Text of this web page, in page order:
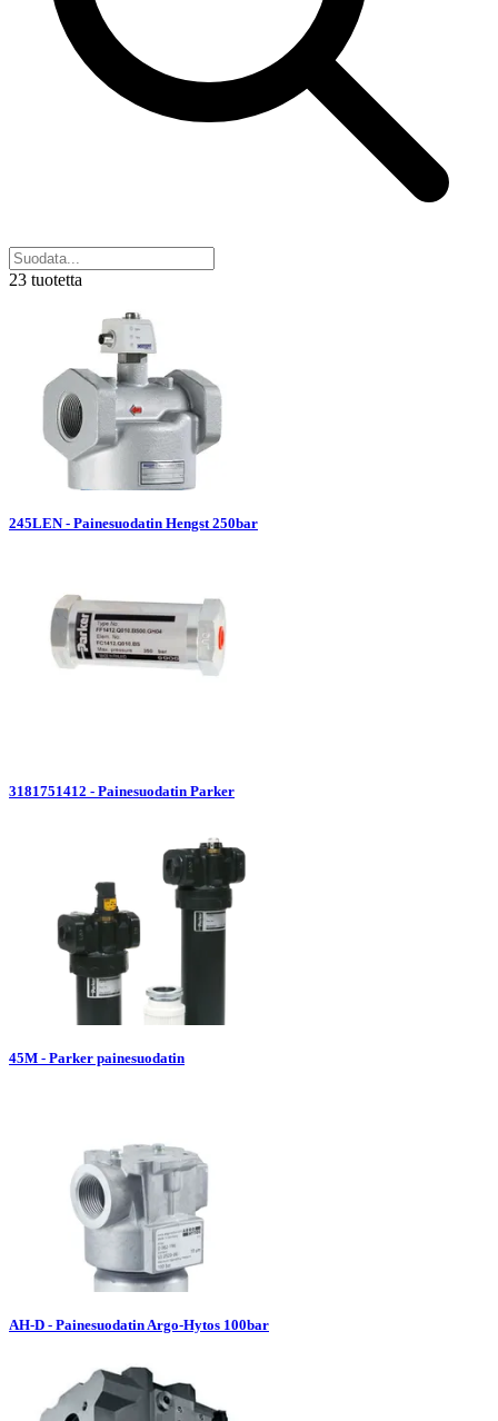
23 tuotetta
245LEN - Painesuodatin Hengst 250bar
3181751412 - Painesuodatin Parker
45M - Parker painesuodatin
AH-D - Painesuodatin Argo-Hytos 100bar